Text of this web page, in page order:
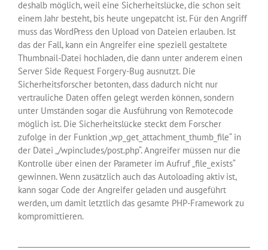
deshalb möglich, weil eine Sicherheitslücke, die schon seit
einem Jahr besteht, bis heute ungepatcht ist. Für den Angriff
muss das WordPress den Upload von Dateien erlauben. Ist
das der Fall, kann ein Angreifer eine speziell gestaltete
Thumbnail-Datei hochladen, die dann unter anderem einen
Server Side Request Forgery-Bug ausnutzt. Die
Sicherheitsforscher betonten, dass dadurch nicht nur
vertrauliche Daten offen gelegt werden können, sondern
unter Umständen sogar die Ausführung von Remotecode
möglich ist. Die Sicherheitslücke steckt dem Forscher
zufolge in der Funktion „wp_get_attachment_thumb_file“ in
der Datei „/wpincludes/post.php“. Angreifer müssen nur die
Kontrolle über einen der Parameter im Aufruf „file_exists“
gewinnen. Wenn zusätzlich auch das Autoloading aktiv ist,
kann sogar Code der Angreifer geladen und ausgeführt
werden, um damit letztlich das gesamte PHP-Framework zu
kompromittieren.